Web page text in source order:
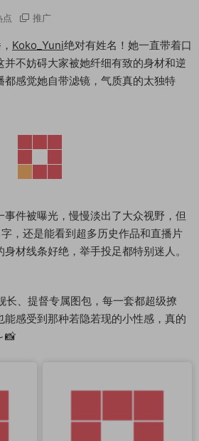
点 推广
Koko_Yuni绝对有姓名！她一直带着口
不妨碍大家被她纤细有致的身材和逆
都感觉她自带滤镜，气质真的太独特
件被曝光，慢慢淡出了大众视野，但
，还是能看到超多历史作品和直播片
材线条好绝，举手投足都特别迷人。
、提督专属图包，每一套都超级撩
能感受到那种若隐若现的小性感，真的
📸